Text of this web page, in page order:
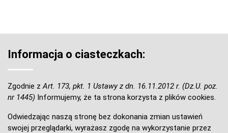
Informacja o ciasteczkach:
Zgodnie z Art. 173, pkt. 1 Ustawy z dn. 16.11.2012 r. (Dz.U. poz.
nr 1445) Informujemy, że ta strona korzysta z plików cookies.
Odwiedzając naszą stronę bez dokonania zmian ustawień
swojej przeglądarki, wyrażasz zgodę na wykorzystanie przez